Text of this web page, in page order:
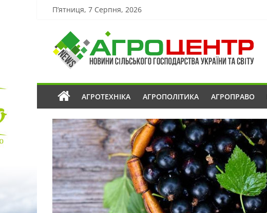
П’ятниця, 7 Серпня, 2026
АГРОТЕХНІКА АГРОПОЛІТИКА АГРОПРАВО